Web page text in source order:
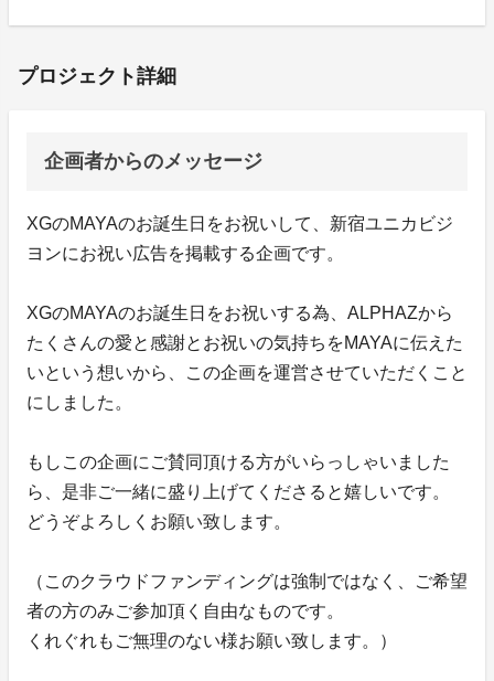
プロジェクト詳細
企画者からのメッセージ
XGのMAYAのお誕生日をお祝いして、新宿ユニカビジ
ヨンにお祝い広告を掲載する企画です。
XGのMAYAのお誕生日をお祝いする為、ALPHAZから
たくさんの愛と感謝とお祝いの気持ちをMAYAに伝えた
いという想いから、この企画を運営させていただくこと
にしました。
もしこの企画にご賛同頂ける方がいらっしゃいました
ら、是非ご一緒に盛り上げてくださると嬉しいです。
どうぞよろしくお願い致します。
（このクラウドファンディングは強制ではなく、ご希望
者の方のみご参加頂く自由なものです。
くれぐれもご無理のない様お願い致します。）